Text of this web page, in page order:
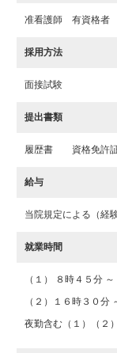
准看護師 有資格者
採用方法
面接試験
提出書類
履歴書 資格免許
給与
当院規定による（
就業時間
（１） ８時４５分
（２）１６時３０分
夜勤含む（１）（２